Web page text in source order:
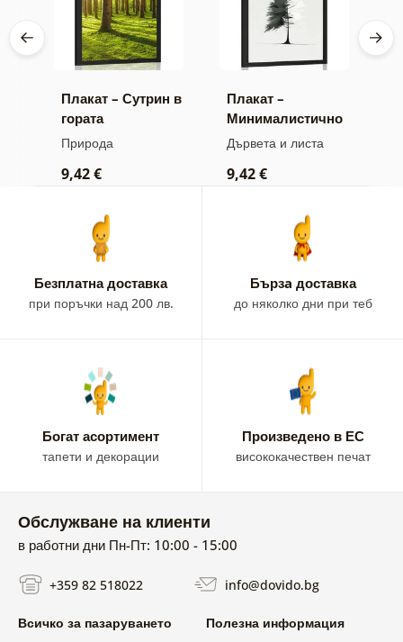
Плакат – Сутрин в
гората
Природа
9,42 €
Плакат –
Минималистично
иглолистно
Дървета и листа
9,42 €
Безплатна доставка
при поръчки над 200 лв.
Бързa доставка
до няколко дни при теб
Богат асортимент
тапети и декорации
Произведено в ЕС
висококачествен печат
Обслужване на клиенти
в работни дни Пн-Пт: 10:00 - 15:00
+359 82 518022 info@dovido.bg
Всичко за пазаруването Полезна информация